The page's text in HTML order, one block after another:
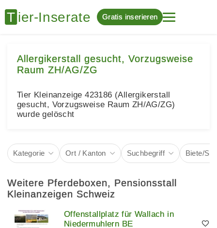
Gratis inserieren
Allergikerstall gesucht, Vorzugsweise
Raum ZH/AG/ZG
Tier Kleinanzeige 423186 (Allergikerstall
gesucht, Vorzugsweise Raum ZH/AG/ZG)
wurde gelöscht
Kategorie Ort / Kanton Suchbegriff Biete/
Weitere Pferdeboxen, Pensionsstall
Kleinanzeigen Schweiz
Offenstallplatz für Wallach in
Niedermuhlern BE